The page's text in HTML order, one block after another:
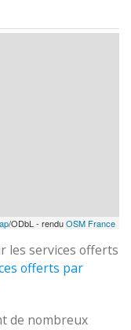
/ODbL - renduOSM France
les services offerts
offerts par
de nombreux